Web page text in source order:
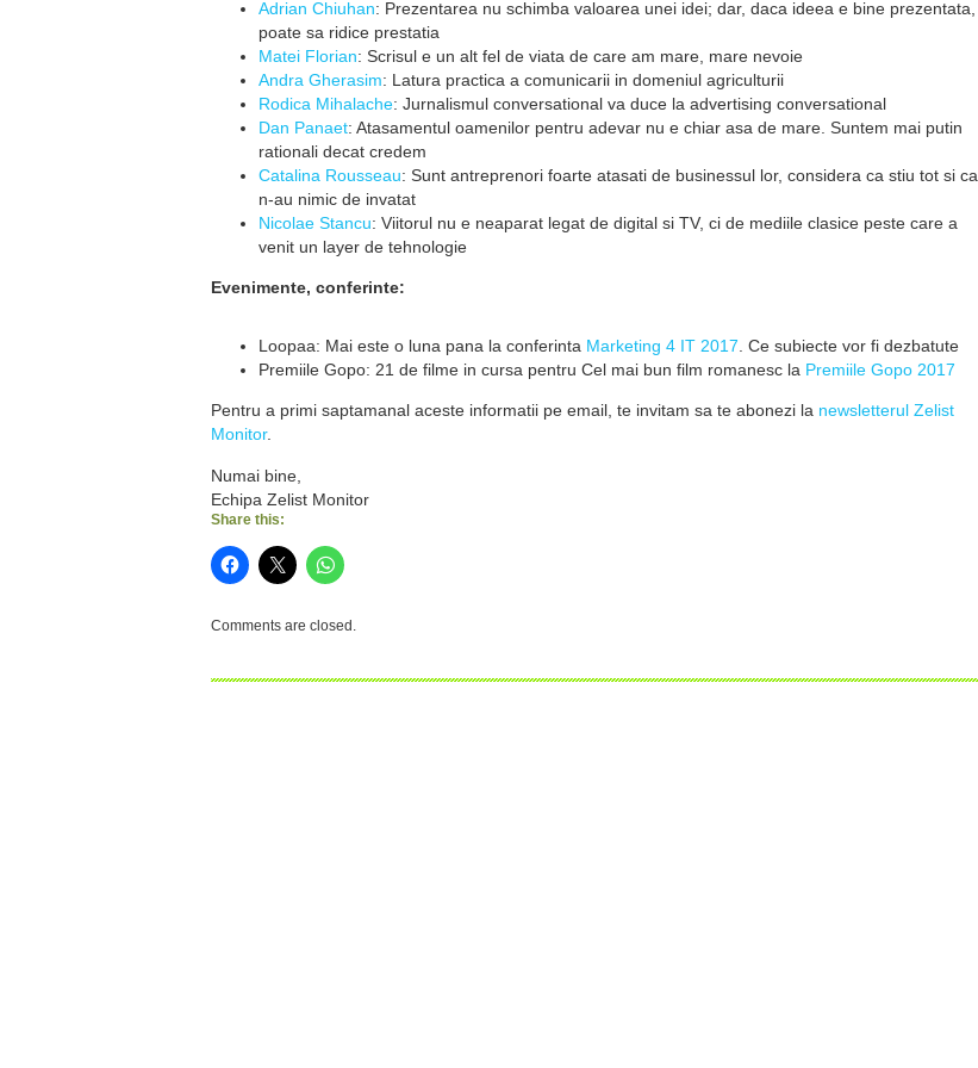
Adrian Chiuhan: Prezentarea nu schimba valoarea unei idei; dar, daca ideea e bine prezentata,
poate sa ridice prestatia
Matei Florian: Scrisul e un alt fel de viata de care am mare, mare nevoie
Andra Gherasim: Latura practica a comunicarii in domeniul agriculturii
Rodica Mihalache: Jurnalismul conversational va duce la advertising conversational
Dan Panaet: Atasamentul oamenilor pentru adevar nu e chiar asa de mare. Suntem mai putin
rationali decat credem
Catalina Rousseau: Sunt antreprenori foarte atasati de businessul lor, considera ca stiu tot si ca
n-au nimic de invatat
Nicolae Stancu: Viitorul nu e neaparat legat de digital si TV, ci de mediile clasice peste care a
venit un layer de tehnologie
Evenimente, conferinte:
Loopaa: Mai este o luna pana la conferinta Marketing 4 IT 2017 . Ce subiecte vor fi dezbatute
Premiile Gopo: 21 de filme in cursa pentru Cel mai bun film romanesc la Premiile Gopo 2017
Pentru a primi saptamanal aceste informatii pe email, te invitam sa te abonezi la newsletterul Zelist
Monitor.
Numai bine,
Echipa Zelist Monitor
Share this:
Comments are closed.